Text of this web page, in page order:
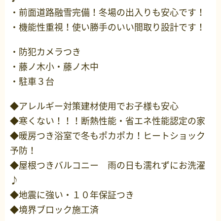
・前面道路融雪完備！冬場の出入りも安心です！
・機能性重視！使い勝手のいい間取り設計です！
・防犯カメラつき
・藤ノ木小・藤ノ木中
・駐車３台
◆アレルギー対策建材使用でお子様も安心
◆寒くない！！！断熱性能・省エネ性能認定の家
◆暖房つき浴室で冬もポカポカ！ヒートショック
予防！
◆屋根つきバルコニー 雨の日も濡れずにお洗濯
♪
◆地震に強い・１０年保証つき
◆境界ブロック施工済